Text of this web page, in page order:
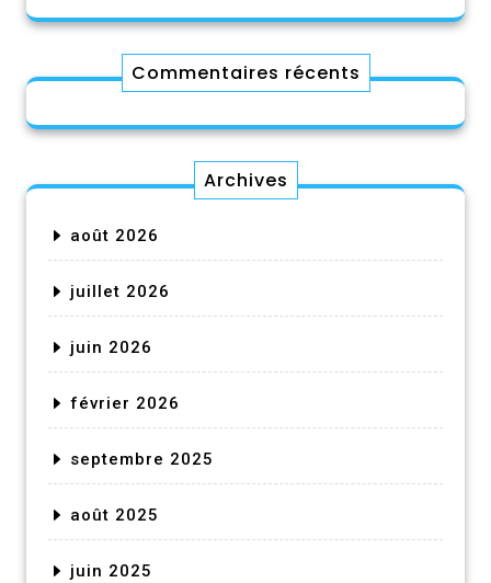
Commentaires récents
Archives
août 2026
juillet 2026
juin 2026
février 2026
septembre 2025
août 2025
juin 2025